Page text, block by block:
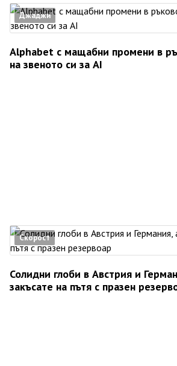
Джаджи
Alphabet с мащабни промени в
на звеното си за AI
Скорост
Солидни глоби в Австрия и
закъсате на пътя с празен